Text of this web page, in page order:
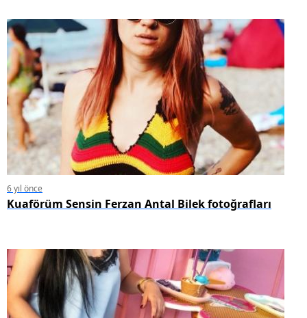
6 yıl önce
Kuaförüm Sensin Ferzan Antal Bilek fotoğrafları